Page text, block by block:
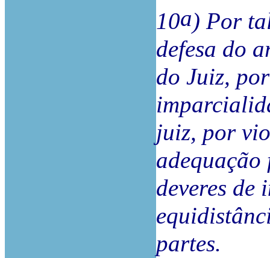
10a) Por
defesa do
do Juiz,
juiz, por
deveres de
partes.